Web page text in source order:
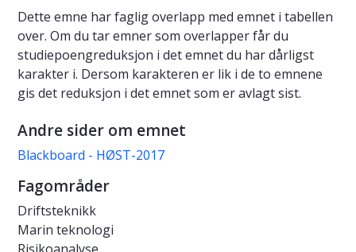
Dette emne har faglig overlapp med emnet i tabellen
over. Om du tar emner som overlapper får du
studiepoengreduksjon i det emnet du har dårligst
karakter i. Dersom karakteren er lik i de to emnene
gis det reduksjon i det emnet som er avlagt sist.
Andre sider om emnet
Blackboard - HØST-2017
Fagområder
Driftsteknikk
Marin teknologi